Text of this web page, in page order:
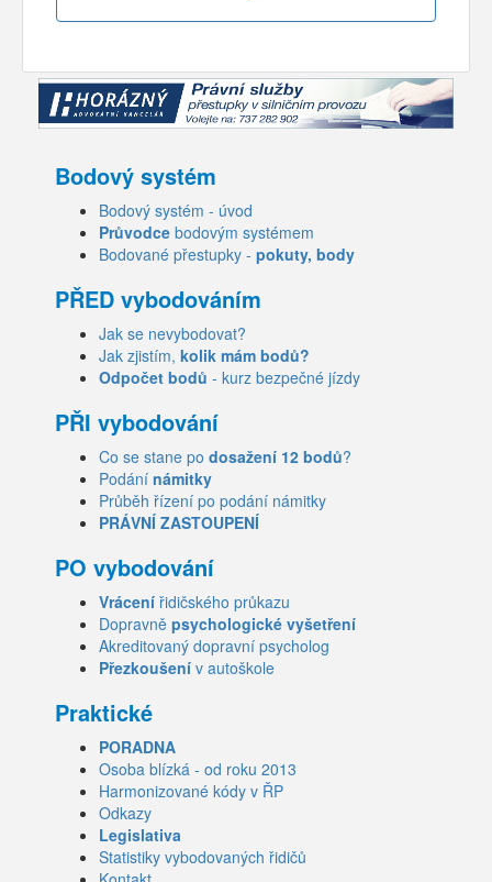
Bodový systém
Bodový systém - úvod
Průvodce bodovým systémem
Bodované přestupky - pokuty, body
PŘED vybodováním
Jak se nevybodovat?
Jak zjistím, kolik mám bodů?
Odpočet bodů - kurz bezpečné jízdy
PŘI vybodování
Co se stane po dosažení 12 bodů?
Podání námitky
Průběh řízení po podání námitky
PRÁVNÍ ZASTOUPENÍ
PO vybodování
Vrácení řidičského průkazu
Dopravně psychologické vyšetření
Akreditovaný dopravní psycholog
Přezkoušení v autoškole
Praktické
PORADNA
Osoba blízká - od roku 2013
Harmonizované kódy v ŘP
Odkazy
Legislativa
Statistiky vybodovaných řidičů